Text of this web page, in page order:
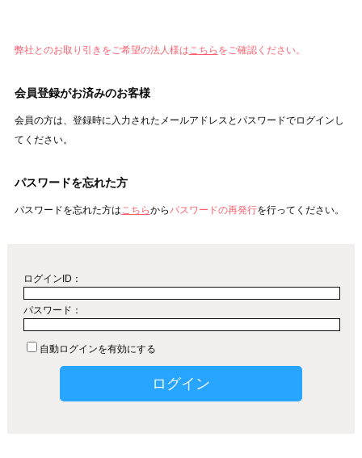
弊社とのお取り引きをご希望の法人様はこちら をご確認ください。
会員登録がお済みのお客様
会員の方は、登録時に入力されたメールアドレスとパスワードでログインし
てください。
パスワードを忘れた方
パスワードを忘れた方はこちらからパスワードの再発行を行ってください。
ログインID：
パスワード：
自動ログインを有効にする